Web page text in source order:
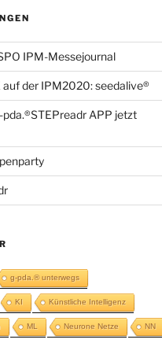
IPM-Messejournal
auf der IPM2020: seedalive®
APP jetzt
g-pda.® unterwegs
KI Künstliche Intelligenz
ML Neurone Netze NN